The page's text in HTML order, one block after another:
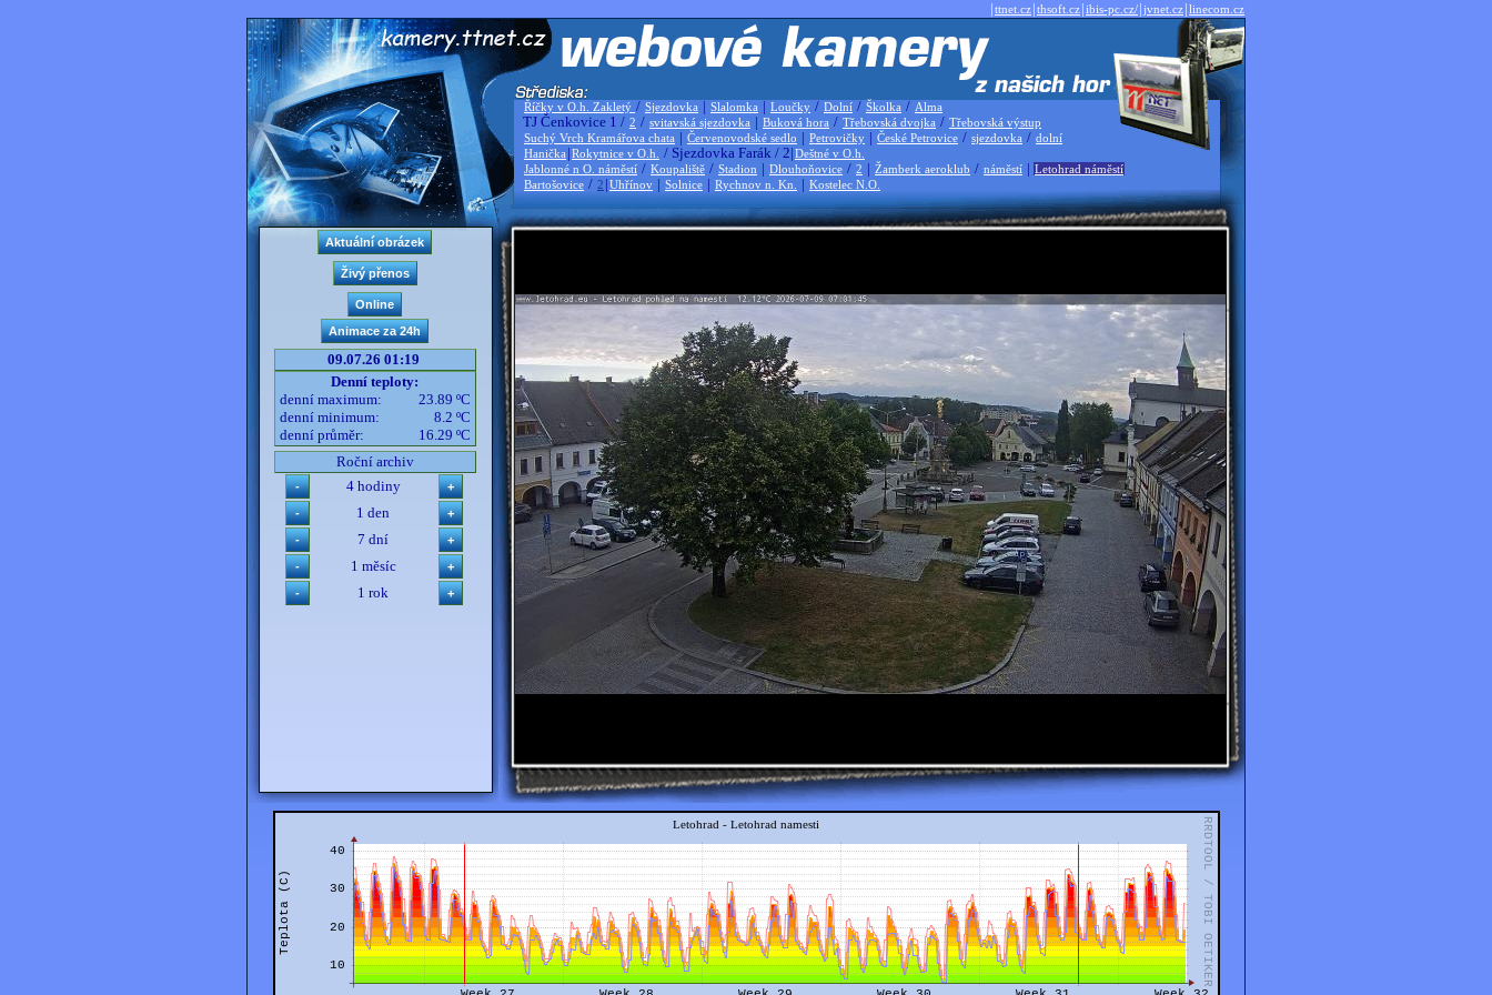
|ttnet.cz|thsoft.cz|ibis-pc.cz/|jvnet.cz|linecom.cz
Říčky v O.h. Zakletý / Sjezdovka | Slalomka | Loučky / Dolní / Školka / Alma
TJ Čenkovice 1 / 2 / svitavská sjezdovka | Buková hora / Třebovská dvojka / Třebovská výstup
Suchý Vrch Kramářova chata | Červenovodské sedlo | Petrovičky | České Petrovice / sjezdovka / dolní
Hanička |Rokytnice v O.h. / Sjezdovka Farák / 2|Deštné v O.h.
Jablonné n O. náměstí / Koupaliště / Stadion | Dlouhoňovice / 2 | Žamberk aeroklub / náměstí | Letohrad náměstí
Bartošovice / 2 |Uhřínov | Solnice | Rychnov n. Kn. | Kostelec N.O.
09.07.26 01:19
Denní teploty:
denní maximum:
23.89 ºC
denní minimum:
8.2 ºC
denní průměr:
16.29 ºC
Roční archiv
4 hodiny
1 den
7 dní
1 měsíc
1 rok